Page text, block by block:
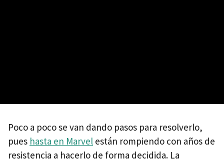
Poco a poco se van dando pasos para resolverlo,
pues hasta en Marvel están rompiendo con años de
resistencia a hacerlo de forma decidida. La